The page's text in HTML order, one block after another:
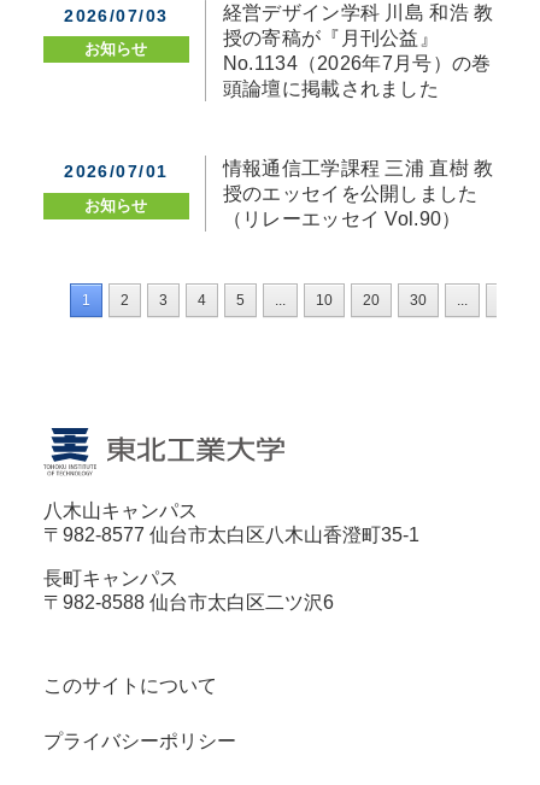
2026/07/03
お知らせ
経営デザイン学科 川島 和浩 教
授の寄稿が『月刊公益』
No.1134（2026年7月号）の巻
頭論壇に掲載されました
2026/07/01
お知らせ
情報通信工学課程 三浦 直樹 教
授のエッセイを公開しました
（リレーエッセイ Vol.90）
1 2 3 4 5 ... 10 20 30 ...
八木山キャンパス
〒982-8577 仙台市太白区八木山香澄町35-1
長町キャンパス
〒982-8588 仙台市太白区二ツ沢6
このサイトについて
プライバシーポリシー